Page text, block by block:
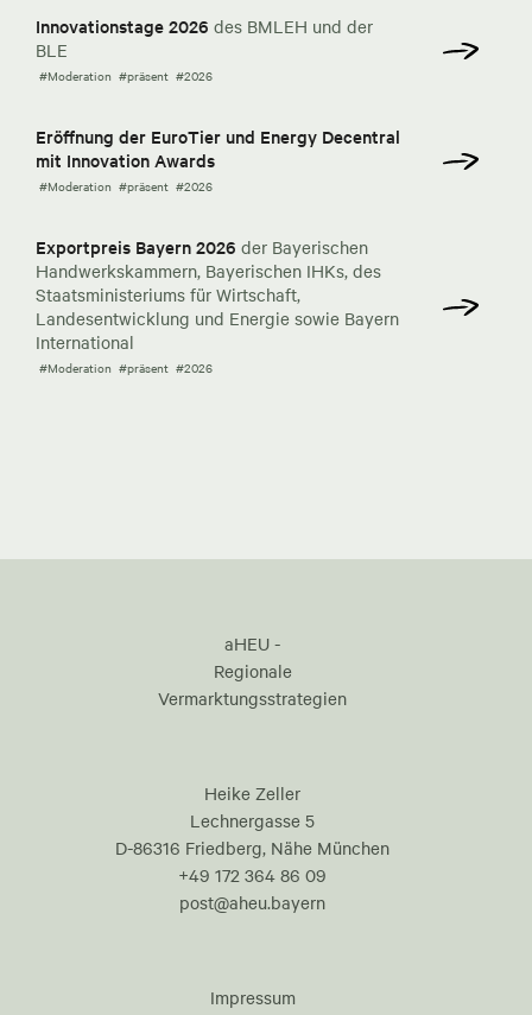
Innovationstage 2026 des BMLEH und der
BLE
#Moderation #präsent #2026
Eröffnung der EuroTier und Energy Decentral
mit Innovation Awards
#Moderation #präsent #2026
Exportpreis Bayern 2026 der Bayerischen
Handwerkskammern, Bayerischen IHKs, des
Staatsministeriums für Wirtschaft,
Landesentwicklung und Energie sowie Bayern
International
#Moderation #präsent #2026
aHEU -
Regionale
Vermarktungsstrategien
Heike Zeller
Lechnergasse 5
D-86316 Friedberg, Nähe München
+49 172 364 86 09
post@aheu.bayern
Impressum